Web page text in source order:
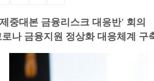
중대본 금융리스크 대응반' 회의
로나 금융지원 정상화 대응체계 구